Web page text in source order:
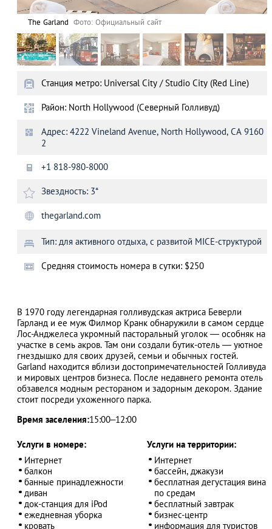
The Garland Фото: Официальный сайт
Станция метро: Universal City / Studio City (Red Line)
Район: North Hollywood (Cеверный Голливуд)
Адрес: 4222 Vineland Avenue, North Hollywood, CА 9160
2
+1 818-980-8000
Звездность: 3*
thegarland.com
Тип: для активного отдыха, с развитой MICE-структурой
Cредняя стоимость номера в сутки: $250
В 1970 году легендарная голливудская актриса Беверли
Гарланд и ее муж Филмор Кранк обнаружили в самом сердце
Лос-Анджелеса укромный пасторальный уголок ― особняк на
участке в семь акров. Там они создали бутик-отель ― уютное
гнездышко для своих друзей, семьи и обычных гостей.
Garland находится вблизи достопримечательностей Голливуда
и мировых центров бизнеса. После недавнего ремонта отель
обзавелся модным рестораном и задорным декором. Здание
стоит посреди ухоженного парка.
Время заселения:15:00–12:00
Услуги в номере:
Интернет
балкон
банные принадлежности
диван
док-станция для iPod
ежедневная уборка
кровать
Услуги на территории:
Интернет
бассейн, джакузи
бесплатная дегустация вина
по средам
бесплатный завтрак
бизнес-центр
информация для туристов